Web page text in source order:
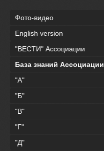
Фото-видео
English version
"ВЕСТИ" Ассоциации
База знаний Ассоциации
"А"
"Б"
"В"
"Г"
"Д"